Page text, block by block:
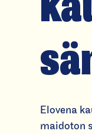
Elovena
maidoton